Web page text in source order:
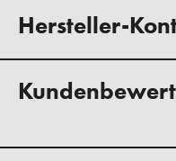
Hersteller-